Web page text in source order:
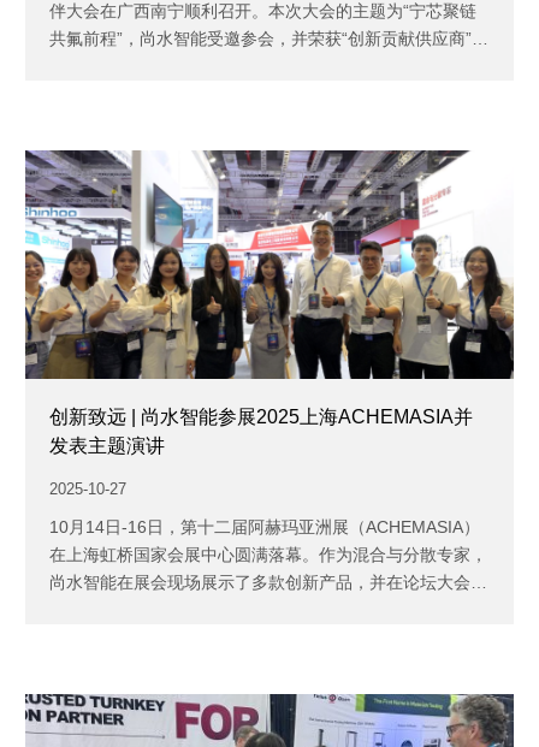
伴大会在广西南宁顺利召开。本次大会的主题为“宁芯聚链
共氟前程”，尚水智能受邀参会，并荣获“创新贡献供应商”
创新致远 | 尚水智能参展2025上海ACHEMASIA并
发表主题演讲
2025-10-27
10月14日-16日，第十二届阿赫玛亚洲展（ACHEMASIA）
在上海虹桥国家会展中心圆满落幕。作为混合与分散专家，
尚水智能在展会现场展示了多款创新产品，并在论坛大会上